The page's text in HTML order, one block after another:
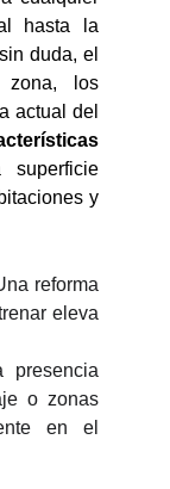
hasta la
duda, el
zona, los
actual del
y
reforma
eleva
presencia
o zonas
en el